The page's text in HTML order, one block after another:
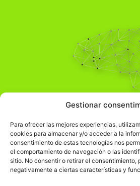
Gestionar
Para ofrecer las mejores experiencias,
cookies para almacenar y/o acceder a la
consentimiento de estas tecnologías nos
el comportamiento de navegación o las
sitio. No consentir o retirar el consentimiento,
negativamente a ciertas características y
Pensamiento
Comprender el mundo para
Información Legal